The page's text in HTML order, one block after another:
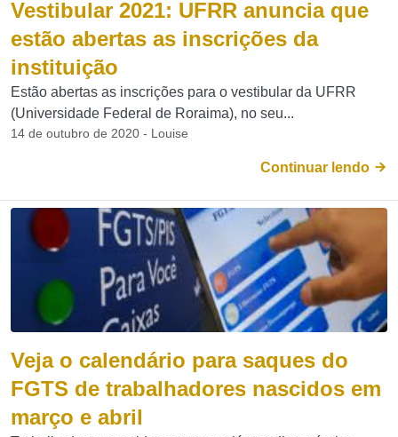
Vestibular 2021: UFRR anuncia que
estão abertas as inscrições da
instituição
Estão abertas as inscrições para o vestibular da UFRR
(Universidade Federal de Roraima), no seu...
14 de outubro de 2020 - Louise
Continuar lendo
Veja o calendário para saques do
FGTS de trabalhadores nascidos em
março e abril